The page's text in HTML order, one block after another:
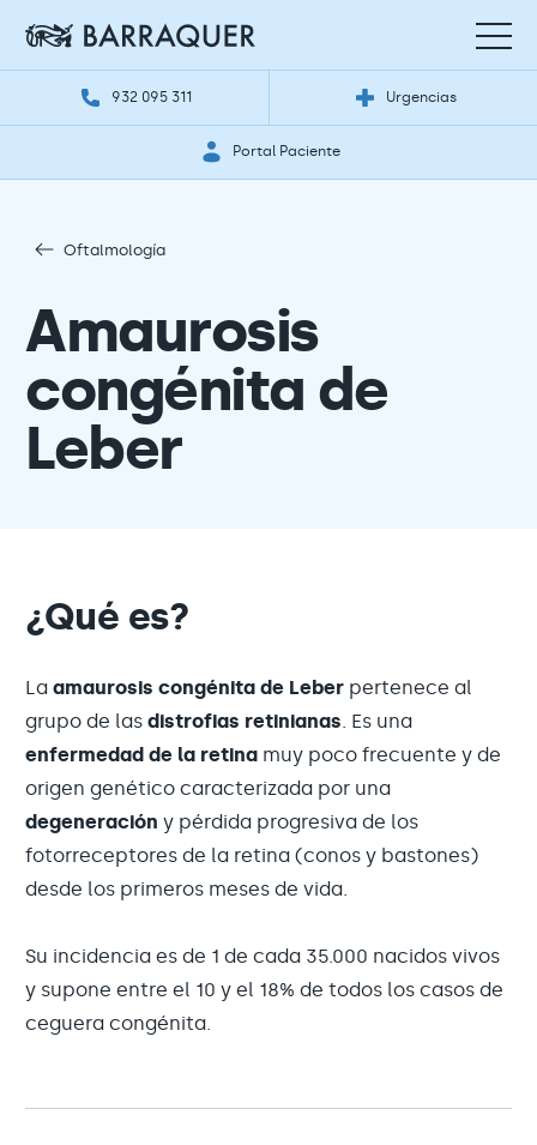
932 095 311 Urgencias
Portal Paciente
Oftalmología
Amaurosis
congénita de
Leber
¿Qué es?
La amaurosis congénita de Leber pertenece al
grupo de las distrofias retinianas. Es una
enfermedad de la retina muy poco frecuente y de
origen genético caracterizada por una
degeneración y pérdida progresiva de los
fotorreceptores de la retina (conos y bastones)
desde los primeros meses de vida.
Su incidencia es de 1 de cada 35.000 nacidos vivos
y supone entre el 10 y el 18% de todos los casos de
ceguera congénita.